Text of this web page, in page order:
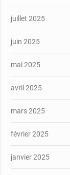
juillet 2025
juin 2025
mai 2025
avril 2025
mars 2025
février 2025
janvier 2025